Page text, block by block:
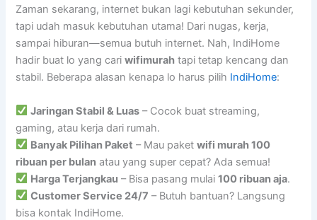
Zaman sekarang, internet bukan lagi kebutuhan sekunder,
tapi udah masuk kebutuhan utama! Dari nugas, kerja,
sampai hiburan—semua butuh internet. Nah, IndiHome
hadir buat lo yang cariwifimurah tapi tetap kencang dan
stabil. Beberapa alasan kenapa lo harus pilih IndiHome:
Jaringan Stabil & Luas – Cocok buat streaming,
gaming, atau kerja dari rumah.
Banyak Pilihan Paket – Mau paketwifi murah 100
ribuan per bulan atau yang super cepat? Ada semua!
Harga Terjangkau – Bisa pasang mulai100 ribuan aja.
Customer Service 24/7 – Butuh bantuan? Langsung
bisa kontak IndiHome.